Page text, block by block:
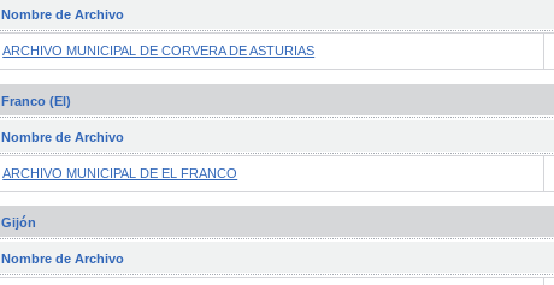
Nombre de Archivo
ARCHIVO MUNICIPAL DE CORVERA DE ASTURIAS
Franco (El)
Nombre de Archivo
ARCHIVO MUNICIPAL DE EL FRANCO
Gijón
Nombre de Archivo